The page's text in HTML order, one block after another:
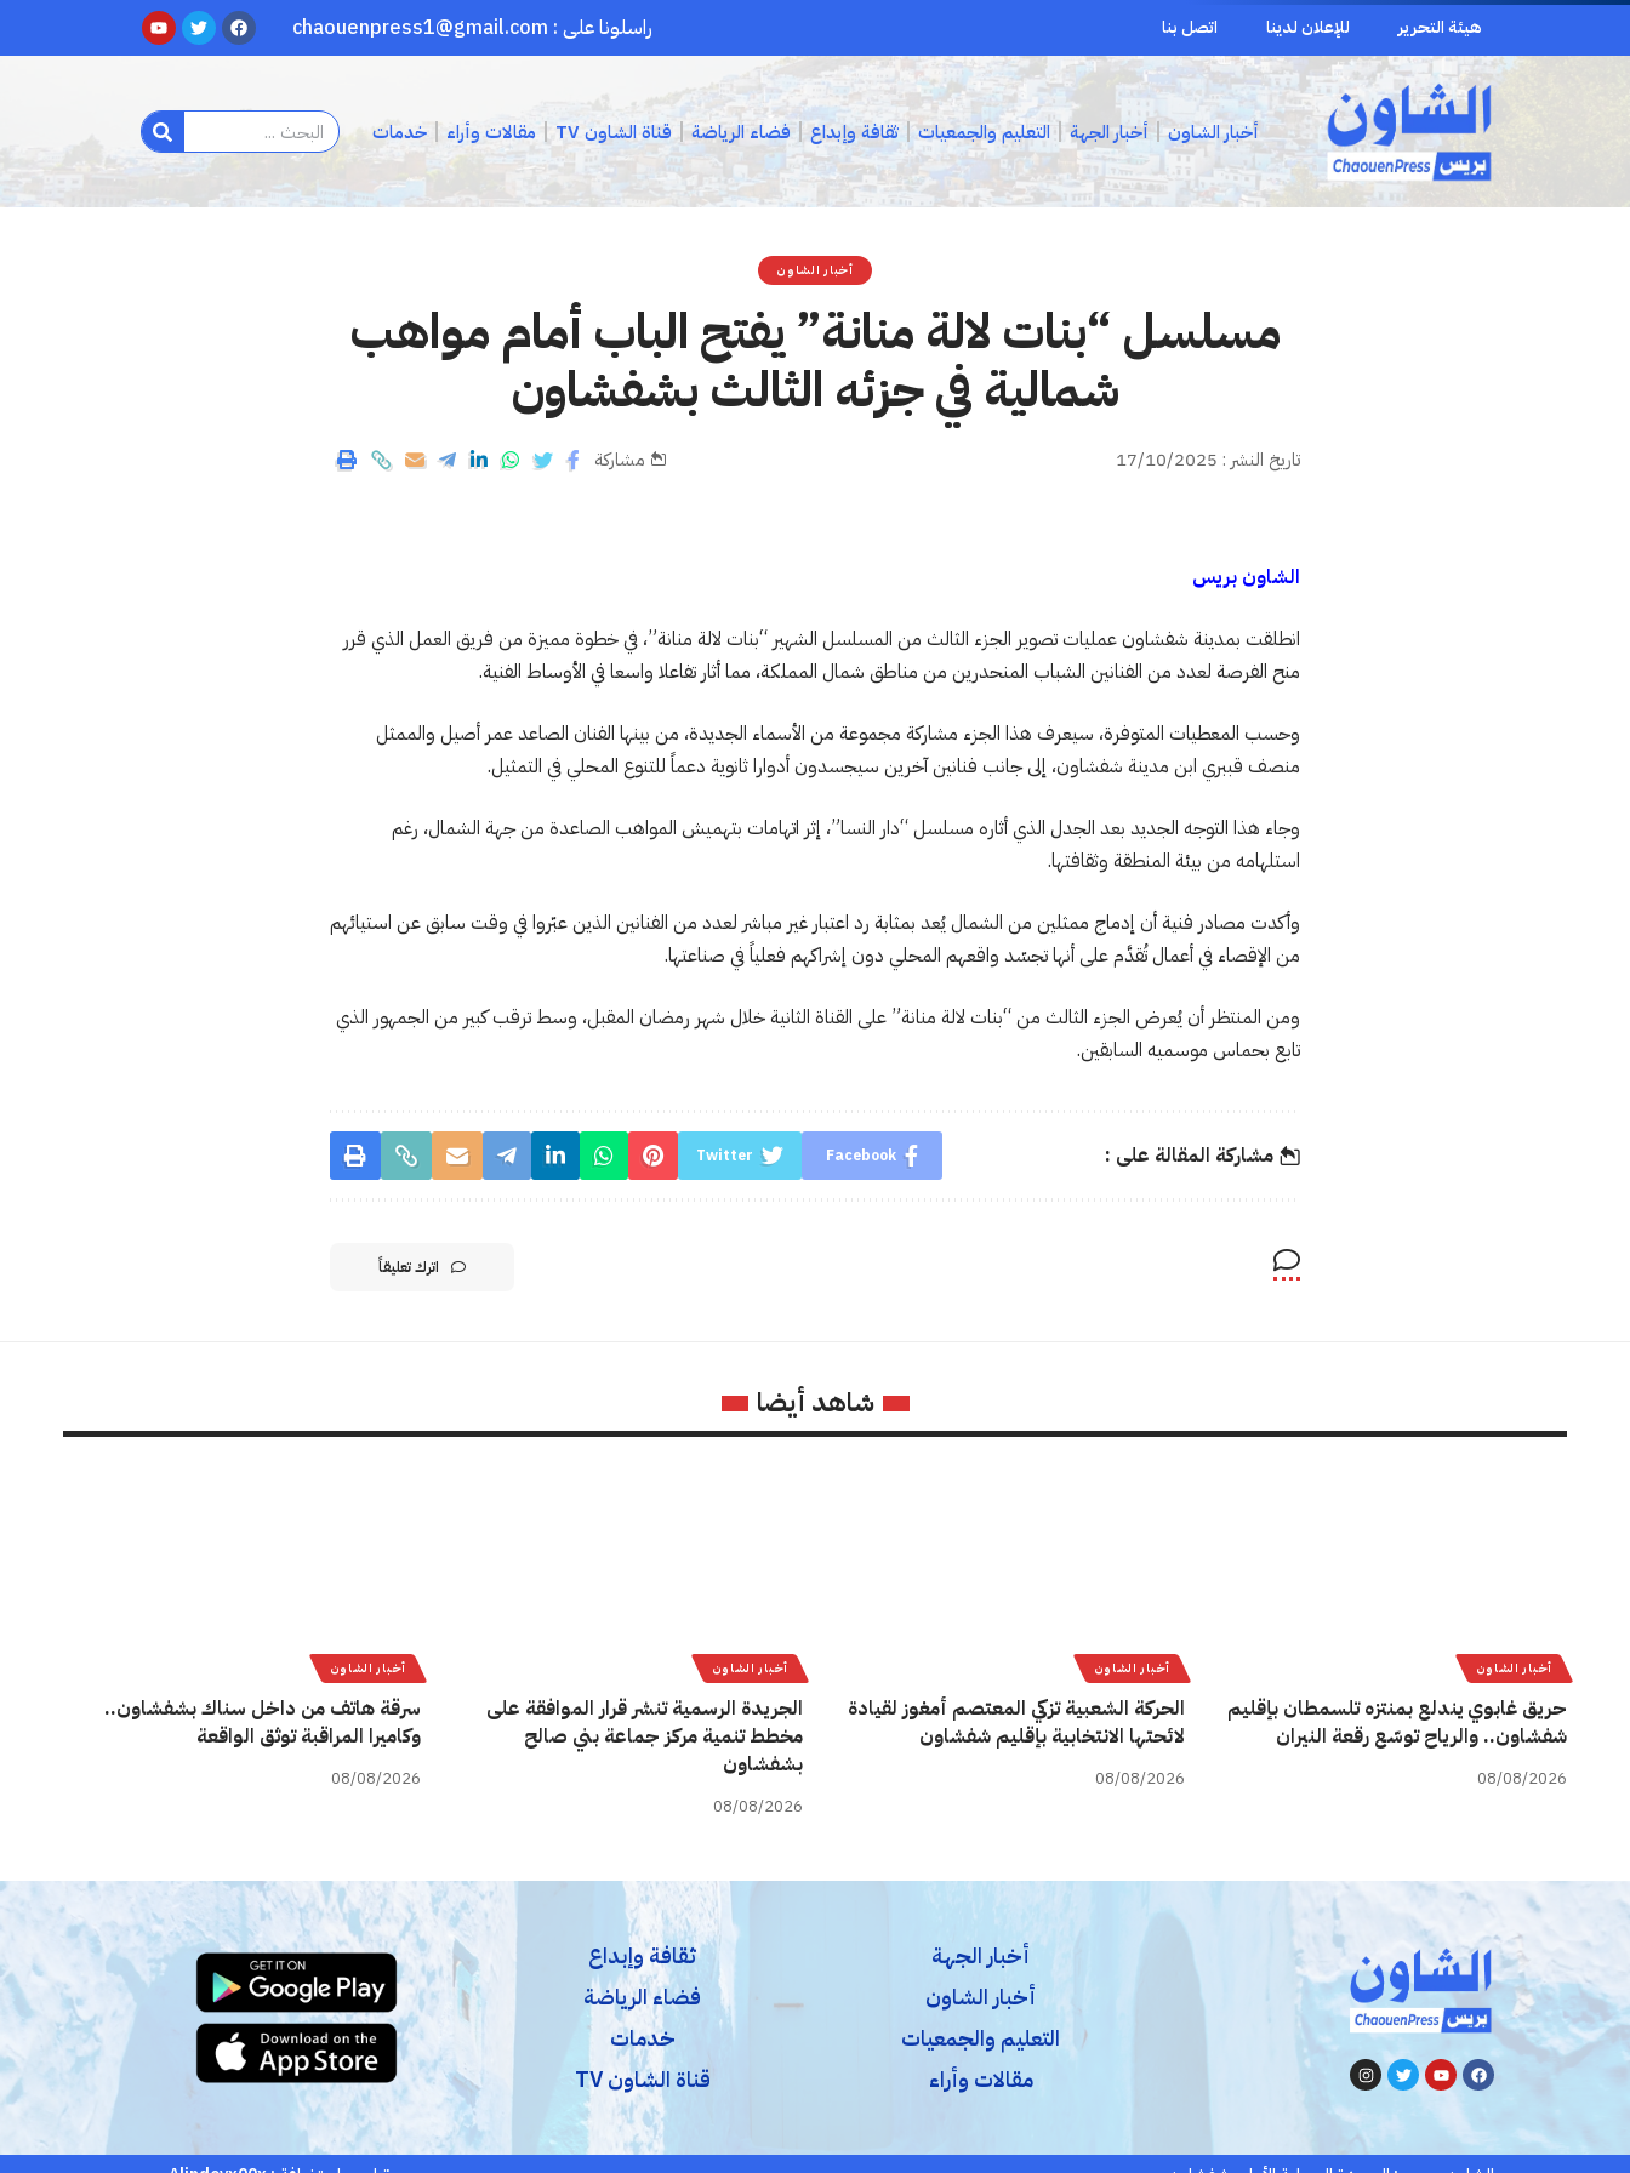
هيئة التحرير للإعلان لدينا اتصل بنا راسلونا على : chaouenpress1@gmail.com
أخبار الشاون أخبار الجهة التعليم والجمعيات ثقافة وإبداع فضاء الرياضة قناة الشاون TV مقالات وأراء خدمات
أخبار الشاون
مسلسل “بنات لالة منانة” يفتح الباب أمام مواهب
شمالية في جزئه الثالث بشفشاون
تاريخ النشر : 17/10/2025 مشاركة
الشاون بريس
انطلقت بمدينة شفشاون عمليات تصوير الجزء الثالث من المسلسل الشهير “بنات لالة منانة”، في خطوة مميزة من فريق العمل الذي قرر
منح الفرصة لعدد من الفنانين الشباب المنحدرين من مناطق شمال المملكة، مما أثار تفاعلا واسعا في الأوساط الفنية.
وحسب المعطيات المتوفرة، سيعرف هذا الجزء مشاركة مجموعة من الأسماء الجديدة، من بينها الفنان الصاعد عمر أصيل والممثل
منصف قببري ابن مدينة شفشاون، إلى جانب فنانين آخرين سيجسدون أدوارا ثانوية دعماً للتنوع المحلي في التمثيل.
وجاء هذا التوجه الجديد بعد الجدل الذي أثاره مسلسل “دار النسا”، إثر اتهامات بتهميش المواهب الصاعدة من جهة الشمال، رغم
استلهامه من بيئة المنطقة وثقافتها.
وأكدت مصادر فنية أن إدماج ممثلين من الشمال يُعد بمثابة رد اعتبار غير مباشر لعدد من الفنانين الذين عبّروا في وقت سابق عن استيائهم
من الإقصاء في أعمال تُقدَّم على أنها تجسّد واقعهم المحلي دون إشراكهم فعلياً في صناعتها.
ومن المنتظر أن يُعرض الجزء الثالث من “بنات لالة منانة” على القناة الثانية خلال شهر رمضان المقبل، وسط ترقب كبير من الجمهور الذي
تابع بحماس موسميه السابقين.
مشاركة المقالة على : Facebook
Twitter
اترك تعليقاً
شاهد أيضا
أخبار الشاون
حريق غابوي يندلع بمنتزه تلسمطان بإقليم
شفشاون.. والرياح توسّع رقعة النيران
08/08/2026
أخبار الشاون
الحركة الشعبية تزكي المعتصم أمغوز لقيادة
لائحتها الانتخابية بإقليم شفشاون
08/08/2026
أخبار الشاون
الجريدة الرسمية تنشر قرار الموافقة على
مخطط تنمية مركز جماعة بني صالح
بشفشاون
08/08/2026
أخبار الشاون
سرقة هاتف من داخل سناك بشفشاون..
وكاميرا المراقبة توثق الواقعة
08/08/2026
أخبار الجهة
أخبار الشاون
التعليم والجمعيات
مقالات وأراء
ثقافة وإبداع
فضاء الرياضة
خدمات
قناة الشاون TV